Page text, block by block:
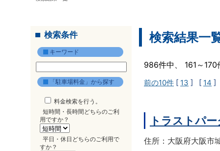
検索条件
キーワード
「駐車場料金」から探す
料金検索を行う。
短時間・長時間どちらのご利
用ですか？
平日・休日どちらのご利用で
すか？
検索結果一
986件中、 161～
前の10件 [ 13 ] [ 14 ]
トラストパ
住所：大阪府大阪市